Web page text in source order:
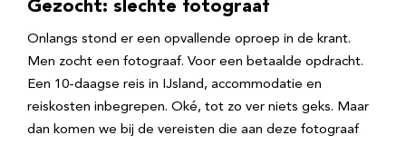
Gezocht: slechte fotograaf
Onlangs stond er een opvallende oproep in de krant.
Men zocht een fotograaf. Voor een betaalde opdracht.
Een 10-daagse reis in IJsland, accommodatie en
reiskosten inbegrepen. Oké, tot zo ver niets geks. Maar
dan komen we bij de vereisten die aan deze fotograaf